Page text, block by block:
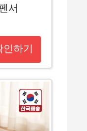
서
하기